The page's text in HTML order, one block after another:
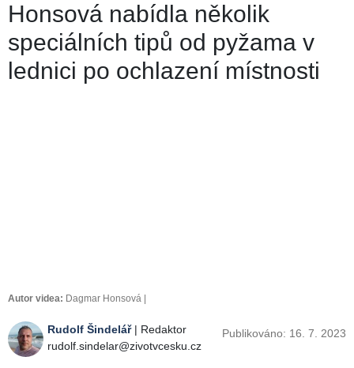
Honsová nabídla několik
speciálních tipů od pyžama v
lednici po ochlazení místnosti
Autor videa: Dagmar Honsová |
Rudolf Šindelář| Redaktor
rudolf.sindelar@zivotvcesku.cz
Publikováno: 16. 7. 2023